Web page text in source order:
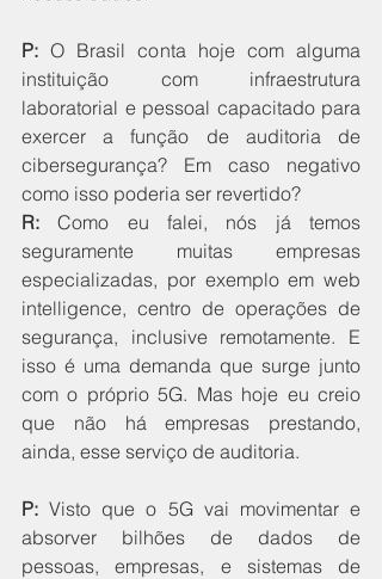
P: O Brasil conta hoje com alguma
instituição com infraestrutura
laboratorial e pessoal capacitado para
exercer a função de auditoria de
cibersegurança? Em caso negativo
como isso poderia ser revertido?
R: Como eu falei, nós já temos
seguramente muitas empresas
especializadas, por exemplo em web
intelligence, centro de operações de
segurança, inclusive remotamente. E
isso é uma demanda que surge junto
com o próprio 5G. Mas hoje eu creio
que não há empresas prestando,
ainda, esse serviço de auditoria.
P: Visto que o 5G vai movimentar e
absorver bilhões de dados de
pessoas, empresas, e sistemas de